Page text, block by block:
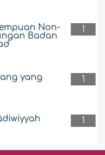
1
Non-
Badan
1
yang
1